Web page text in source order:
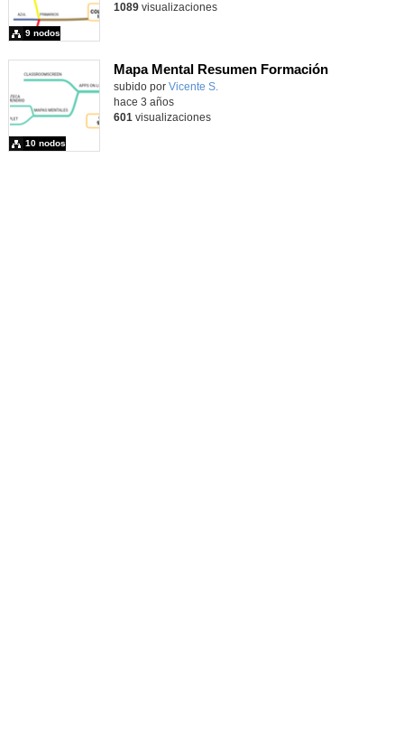
9 nodos
1089visualizaciones
Mapa Mental Resumen Formación
subido por Vicente S.
10 nodos
hace 3 años
601 visualizaciones